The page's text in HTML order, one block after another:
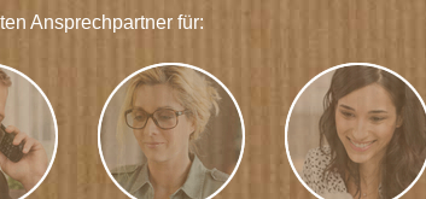
Ansprechpartner für: